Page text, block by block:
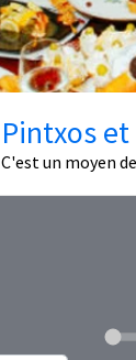
Pintxos
C'est un moyen